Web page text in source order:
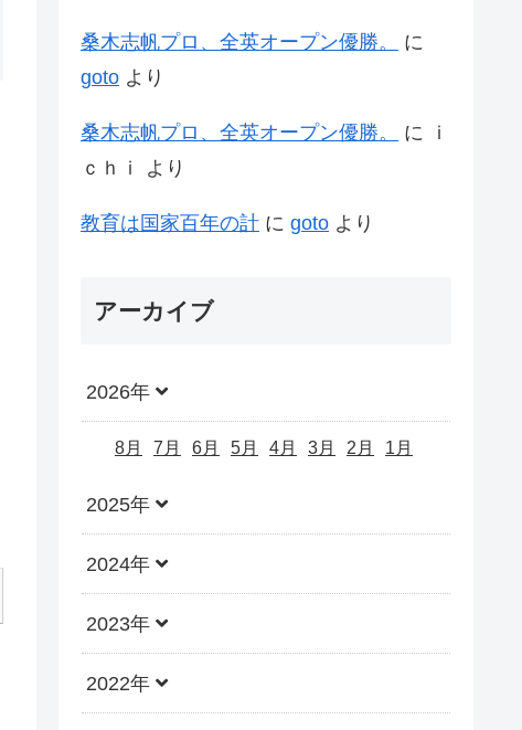
桑木志帆プロ、全英オープン優勝。
に
goto より
桑木志帆プロ、全英オープン優勝。 に
ｉ
ｃｈｉ
より
教育は国家百年の計 に goto より
アーカイブ
2026年
8月 7月 6月 5月 4月 3月 2月 1月
2025年
2024年
2023年
2022年